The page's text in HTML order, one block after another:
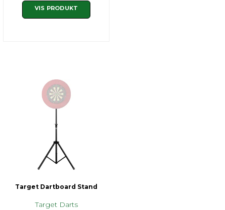
VIS PRODUKT
Target Dartboard Stand
Target Darts